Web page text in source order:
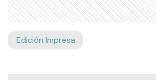
Edición Impresa